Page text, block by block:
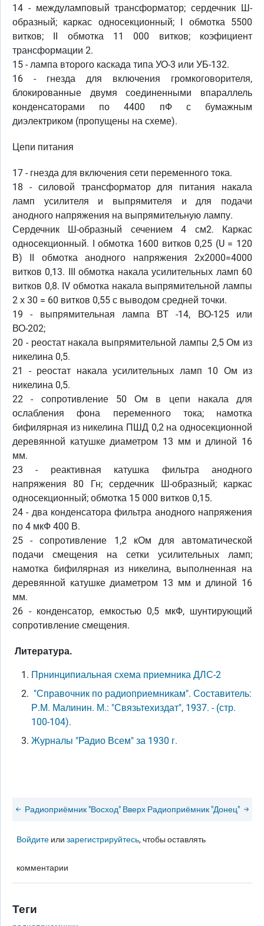
14 - междуламповый трансформатор; сердечник Ш-
образный; каркас односекционный; I обмотка 5500
витков; II обмотка 11 000 витков; коэфициент
трансформации 2.
15 - лампа второго каскада типа УО-3 или УБ-132.
16 - гнезда для включения громкоговорителя,
блокированные двумя соединенными впараллель
конденсаторами по 4400 пФ с бумажным
диэлектриком (пропущены на схеме).
Цепи питания
17 - гнезда для включения сети переменного тока.
18 - силовой трансформатор для питания накала
ламп усилителя и выпрямителя и для подачи
анодного напряжения на выпрямительную лампу.
Сердечник Ш-образный сечением 4 см2. Каркас
односекционный. I обмотка 1600 витков 0,25 (U = 120
В) II обмотка анодного напряжения 2х2000=4000
витков 0,13. III обмотка накала усилительных ламп 60
витков 0,8. IV обмотка накала выпрямительной лампы
2 х 30 = 60 витков 0,55 с выводом средней точки.
19 - выпрямительная лампа ВТ -14, ВО-125 или
ВО-202;
20 - реостат накала выпрямительной лампы 2,5 Ом из
никелина 0,5.
21 - реостат накала усилительных ламп 10 Ом из
никелина 0,5.
22 - сопротивление 50 Ом в цепи накала для
ослабления фона переменного тока; намотка
бифилярная из никелина ПШД 0,2 на односекционной
деревянной катушке диаметром 13 мм и длиной 16
мм.
23 - реактивная катушка фильтра анодного
напряжения 80 Гн; сердечник Ш-образный; каркас
односекционный; обмотка 15 000 витков 0,15.
24 - два конденсатора фильтра аноднoro напряжения
по 4 мкФ 400 В.
25 - сопротивление 1,2 кОм для автоматической
подачи смещения на сетки усилительных ламп;
намотка бифилярная из никелина, выполненная на
деревянной катушке диаметром 13 мм и длиной 16
мм.
26 - конденсатор, емкостью 0,5 мкФ, шунтирующий
сопротивление смещения.
Литература.
Прнинципиальная схема приемника ДЛС-2
"Справочник по радиоприемникам". Составитель:
Р.М. Малинин. М.: "Связьтехиздат", 1937. - (стр.
100-104).
Журналы "Радио Всем" за 1930 г.
Радиоприёмник "Восход" Вверх Радиоприёмник "Донец"
Войдите илизарегистрируйтесь, чтобы оставлять
комментарии
Теги